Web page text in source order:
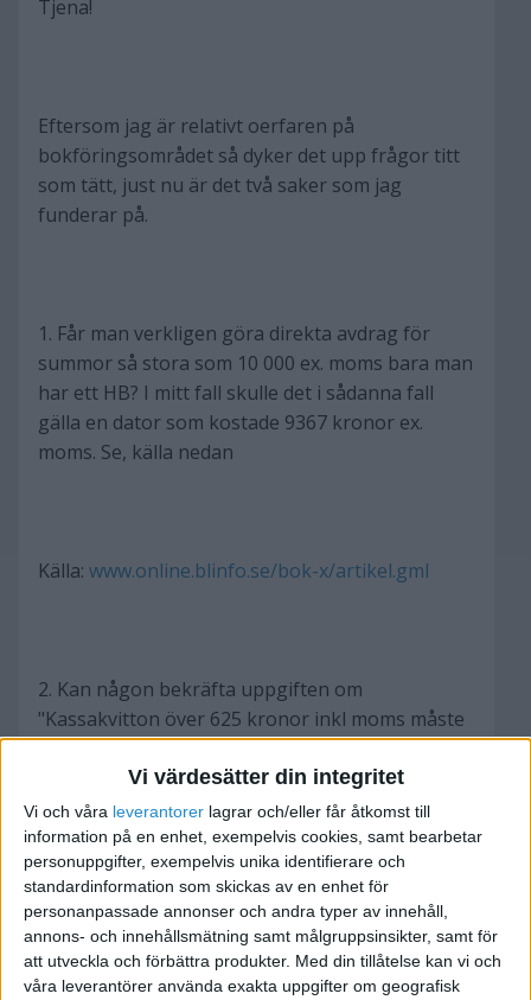
Vi värdesätter din integritet
Vi och våra leverantorer lagrar och/eller får åtkomst till
information på en enhet, exempelvis cookies, samt bearbetar
personuppgifter, exempelvis unika identifierare och
standardinformation som skickas av en enhet för
personanpassade annonser och andra typer av innehåll,
annons- och innehållsmätning samt målgruppsinsikter, samt för
att utveckla och förbättra produkter. Med din tillåtelse kan vi och
våra leverantörer använda exakta uppgifter om geografisk
Tjena!
Eftersom jag är relativt oerfaren på
bokföringsområdet så dyker det upp frågor titt
som tätt, just nu är det två saker som jag
funderar på.
1. Får man verkligen göra direkta avdrag för
summor så stora som 10 000 ex. moms bara man
har ett HB? I mitt fall skulle det i sådanna fall
gälla en dator som kostade 9367 kronor ex.
moms. Se, källa nedan
Källa: www.online.blinfo.se/bok-x/artikel.gml
2. Kan någon bekräfta uppgiften om
"Kassakvitton över 625 kronor inkl moms måste
innehålla både köparens och säljarens namn och
Har sökt annan källa för att bekräfta påståendet
men ej hittat.
Källa:www.campeador.se/ekonomikonsult/k...